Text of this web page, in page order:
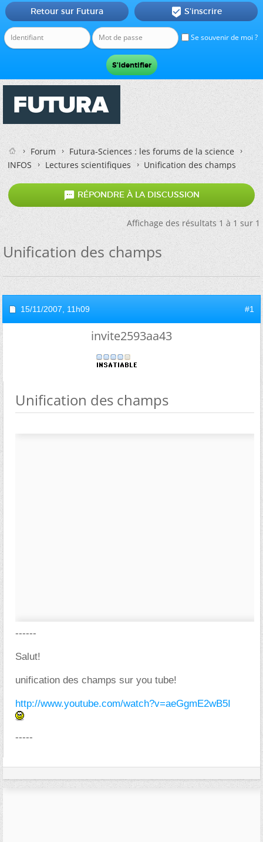
Se souvenir de moi ?
Retour sur Futura  S'inscrire
Forum
Futura-Sciences : les forums de la science
INFOS
Lectures scientifiques Unification des champs
 RÉPONDRE À LA DISCUSSION
Affichage des résultats 1 à 1 sur 1
Unification des champs
15/11/2007, 11h09 #1
invite2593aa43
Unification des champs
------
Salut!
unification des champs sur you tube!
http://www.youtube.com/watch?v=aeGgmE2wB5I
-----